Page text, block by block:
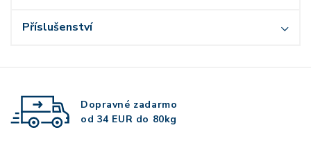
Příslušenství
Dopravné zadarmo
od 34 EUR do 80kg